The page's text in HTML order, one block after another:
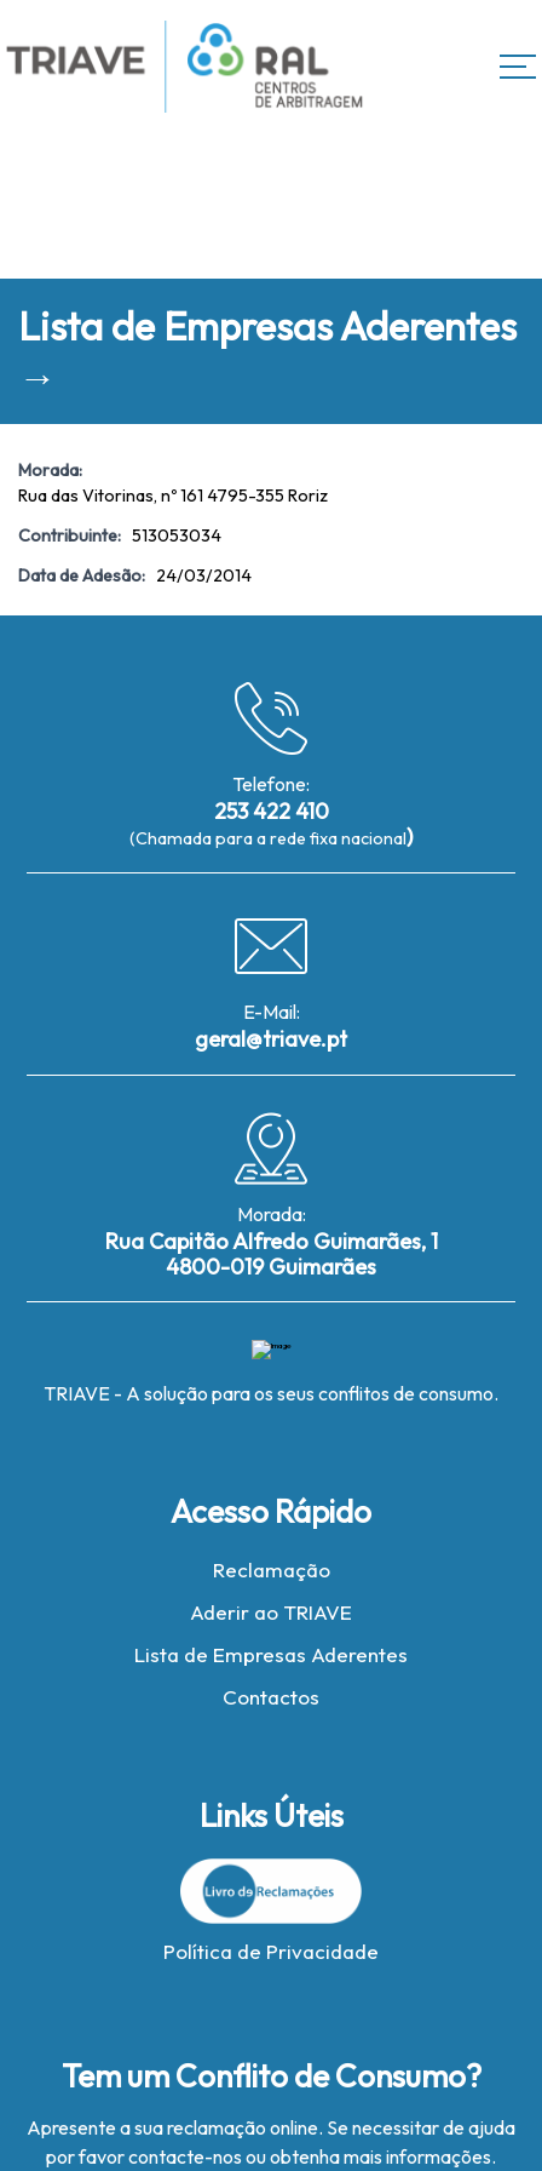
Lista de Empresas Aderentes
→
Morada:
Rua das Vitorinas, nº 161 4795-355 Roriz
Contribuinte: 513053034
Data de Adesão: 24/03/2014
Telefone:
253 422 410
(Chamada para a rede fixa nacional)
E-Mail:
geral@triave.pt
Morada:
Rua Capitão Alfredo Guimarães, 1
4800-019 Guimarães
TRIAVE - A solução para os seus conflitos de consumo.
Acesso Rápido
Reclamação
Aderir ao TRIAVE
Lista de Empresas Aderentes
Contactos
Links Úteis
Política de Privacidade
Tem um Conflito de Consumo?
Apresente a sua reclamação online. Se necessitar de ajuda
por favor contacte-nos ou obtenha mais informações.